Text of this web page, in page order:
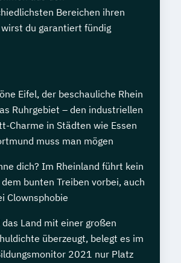
Bereichen ihren
wirst du garantiert fündig
Eifel, der beschauliche Rhein
Ruhrgebiet – den industriellen
Charme in Städten wie Essen
muss man mögen
dich? Im Rheinland führt kein
dem bunten Treiben vorbei, auch
Clownsphobie
das Land mit einer großen
überzeugt, belegt es im
2021 nur Platz